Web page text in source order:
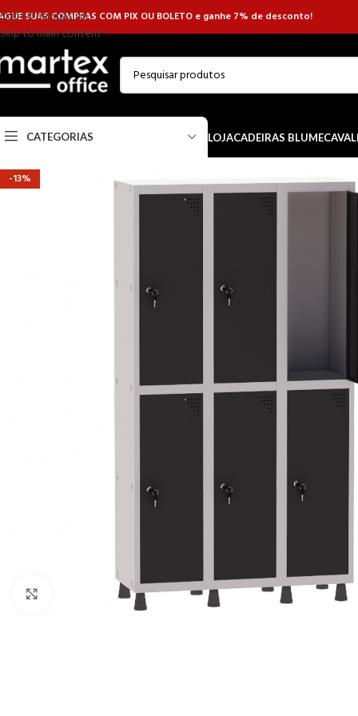
Skip to navigation
Skip to main content
SUAS COMPRAS COM PIX OU BOLETO e ganhe 7% de desconto!
CATEGORIAS LOJACADEIRAS BLUME
-13%
Clique para ampliar